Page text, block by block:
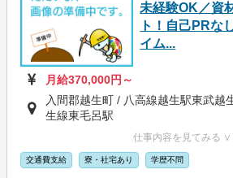
未経験OK／資
ト！自己PRな
イム...
月給370,000円～
入間郡越生町 / 八高線越生駅東武越
生線東毛呂駅
仕事内容を見てみる ∨
交通費支給 寮・社宅あり 学歴不問